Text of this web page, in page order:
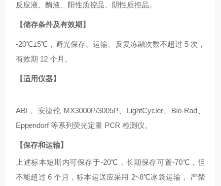
反应液、酶液、阳性质控品、阴性质控品。
【储存条件及有效期】
-20℃±5℃，避光保存、运输、反复冻融次数不超过 5 次，
有效期 12 个月。
【适用仪器】
ABI 、安捷伦 MX3000P/3005P、LightCycler、Bio-Rad、
Eppendorf 等系列荧光定量 PCR 检测仪。
【保存和运输】
上述标本短期内可保存于-20℃，长期保存可置-70℃，但
不能超过 6 个月，标本运送应采用 2~8℃冰袋运输， 严禁